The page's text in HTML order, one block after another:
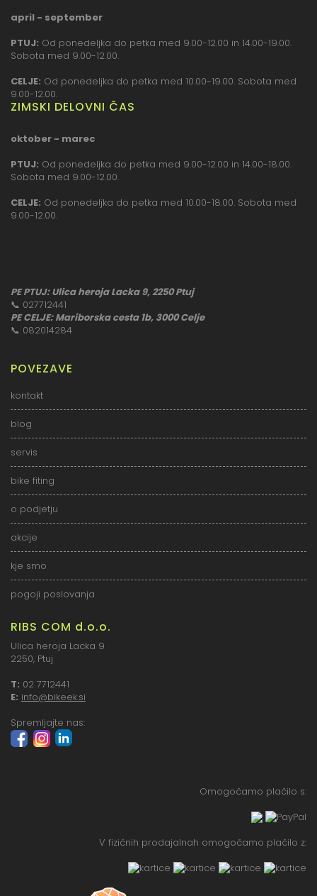
april - september
PTUJ: Od ponedeljka do petka med 9.00-12.00 in 14.00-19.00.
Sobota med 9.00-12.00.
CELJE: Od ponedeljka do petka med 10.00-19.00. Sobota med
9.00-12.00.
ZIMSKI DELOVNI ČAS
oktober - marec
PTUJ: Od ponedeljka do petka med 9.00-12.00 in 14.00-18.00.
Sobota med 9.00-12.00.
CELJE: Od ponedeljka do petka med 10.00-18.00. Sobota med
9.00-12.00.
PE PTUJ: Ulica heroja Lacka 9, 2250 Ptuj
📞 027712441
PE CELJE: Mariborska cesta 1b, 3000 Celje
📞 082014284
POVEZAVE
kontakt
blog
servis
bike fiting
o podjetju
akcije
kje smo
pogoji poslovanja
RIBS COM d.o.o.
Ulica heroja Lacka 9
2250, Ptuj
T: 02 7712441
E: info@bikeek.si
Spremljajte nas:
Omogočamo plačilo s:
V fizičnih prodajalnah omogočamo plačilo z: